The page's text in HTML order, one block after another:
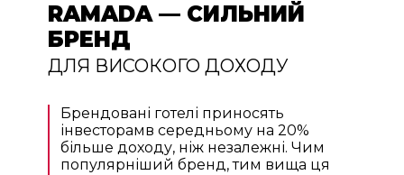
RAMADA — СИЛЬНИЙ
БРЕНД
ДЛЯ ВИСОКОГО ДОХОДУ
Брендовані готелі приносять
інвесторамв середньому на 20%
більше доходу, ніж незалежні. Чим
популярніший бренд, тим вища ця